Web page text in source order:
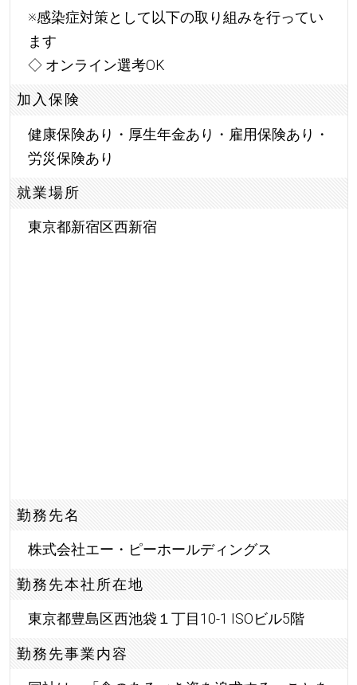
※感染症対策として以下の取り組みを行ってい
ます
◇ オンライン選考OK
加入保険
健康保険あり・厚生年金あり・雇用保険あり・
労災保険あり
就業場所
東京都新宿区西新宿
勤務先名
株式会社エー・ピーホールディングス
勤務先本社所在地
東京都豊島区西池袋１丁目10-1 ISOビル5階
勤務先事業内容